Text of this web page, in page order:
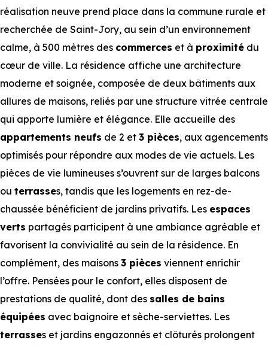
réalisation neuve prend place dans la commune rurale et
recherchée de Saint-Jory, au sein d’un environnement
calme, à 500 mètres des commerces et à proximité du
cœur de ville. La résidence affiche une architecture
moderne et soignée, composée de deux bâtiments aux
allures de maisons, reliés par une structure vitrée centrale
qui apporte lumière et élégance. Elle accueille des
appartements neufs de 2 et 3 pièces, aux agencements
optimisés pour répondre aux modes de vie actuels. Les
pièces de vie lumineuses s’ouvrent sur de larges balcons
ou terrasses, tandis que les logements en rez-de-
chaussée bénéficient de jardins privatifs. Les espaces
verts partagés participent à une ambiance agréable et
favorisent la convivialité au sein de la résidence. En
complément, des maisons 3 pièces viennent enrichir
l’offre. Pensées pour le confort, elles disposent de
prestations de qualité, dont des salles de bains
équipées avec baignoire et sèche-serviettes. Les
terrasses et jardins engazonnés et clôturés prolongent